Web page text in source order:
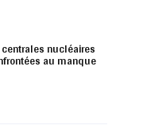
nucléaires
au manque